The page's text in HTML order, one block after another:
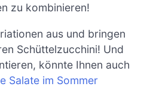
zu kombinieren!
aus und bringen
Schüttelzucchini! Und
könnte Ihnen auch
Salate im Sommer